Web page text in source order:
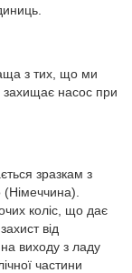
з тих, що ми
насос при
зразкам з
коліс, що дає
від
виходу з ладу
частини